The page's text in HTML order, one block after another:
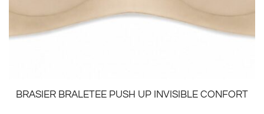
BRASIER BRALETEE PUSH UP INVISIBLE CONFORT